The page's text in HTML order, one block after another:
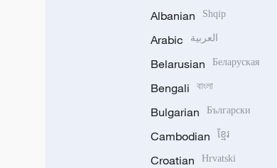
Albanian Shqip
Arabic العربية
Belarusian Беларуская
Bengali বাংলা
Bulgarian Български
Cambodian ខ្មែរ
Croatian Hrvatski